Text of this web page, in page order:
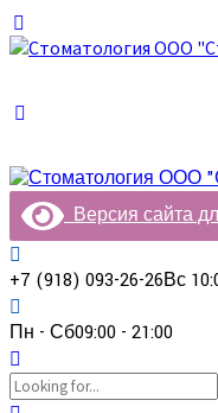
Версия сайта
+7 (918) 093-26-26Вс
Пн - Сб09:00 - 21:00